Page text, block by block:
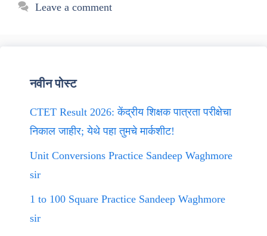
Leave a comment
नवीन पोस्ट
CTET Result 2026: केंद्रीय शिक्षक पात्रता परीक्षेचा
निकाल जाहीर; येथे पहा तुमचे मार्कशीट!
Unit Conversions Practice Sandeep Waghmore
sir
1 to 100 Square Practice Sandeep Waghmore
sir